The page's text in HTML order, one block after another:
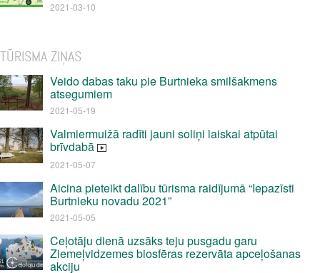
2021-03-10
TŪRISMA ZIŅAS
Veido dabas taku pie Burtnieka smilšakmens
atsegumiem
2021-05-19
Valmiermuižā radīti jauni soliņi laiskai atpūtai
brīvdabā
2021-05-07
Aicina pieteikt dalību tūrisma raidījumā “Iepazīsti
Burtnieku novadu 2021”
2021-05-05
Ceļotāju dienā uzsāks teju pusgadu garu
Ziemeļvidzemes biosfēras rezervāta apceļošanas
akciju